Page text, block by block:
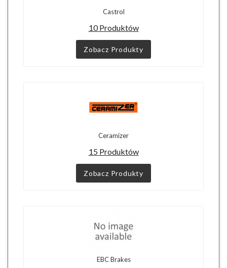
Castrol
10 Produktów
Zobacz Produkty
Ceramizer
15 Produktów
Zobacz Produkty
EBC Brakes